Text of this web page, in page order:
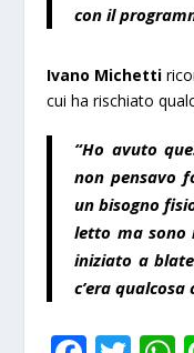
con il
Ivano Michetti
cui ha rischiato
“Ho avuto
non pensavo
un bisogno
letto ma sono
iniziato a
c’era qualcosa